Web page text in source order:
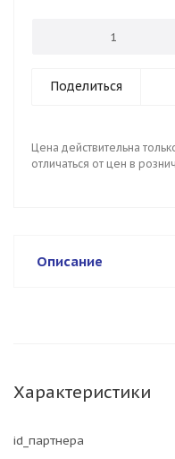
Поделиться
Цена действительна
отличаться от цен в
Описание
Характеристики
id_партнера